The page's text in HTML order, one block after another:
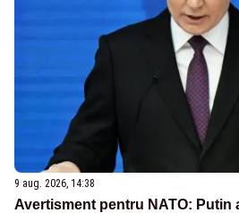
9 aug. 2026, 14:38
Avertisment pentru NATO: Putin